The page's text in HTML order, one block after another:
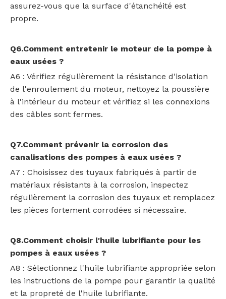
assurez-vous que la surface d'étanchéité est
propre.
Q6.Comment entretenir le moteur de la pompe à
eaux usées ?
A6 : Vérifiez régulièrement la résistance d'isolation
de l'enroulement du moteur, nettoyez la poussière
à l'intérieur du moteur et vérifiez si les connexions
des câbles sont fermes.
Q7.Comment prévenir la corrosion des
canalisations des pompes à eaux usées ?
A7 : Choisissez des tuyaux fabriqués à partir de
matériaux résistants à la corrosion, inspectez
régulièrement la corrosion des tuyaux et remplacez
les pièces fortement corrodées si nécessaire.
Q8.Comment choisir l'huile lubrifiante pour les
pompes à eaux usées ?
A8 : Sélectionnez l'huile lubrifiante appropriée selon
les instructions de la pompe pour garantir la qualité
et la propreté de l'huile lubrifiante.